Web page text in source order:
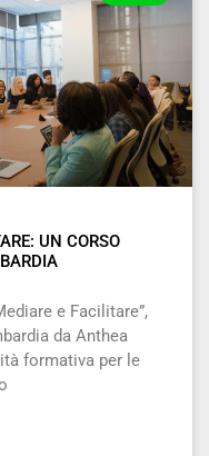
UN CORSO
e Facilitare”,
da Anthea
formativa per le